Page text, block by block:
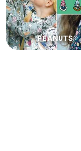
BIO.STOFFE